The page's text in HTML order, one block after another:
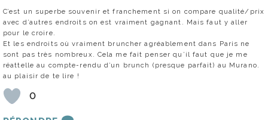
C’est un superbe souvenir et franchement si on compare qualité/prix
avec d’autres endroits on est vraiment gagnant. Mais faut y aller
pour le croire.
Et les endroits où vraiment bruncher agréablement dans Paris ne
sont pas très nombreux. Cela me fait penser qu’il faut que je me
réattelle au compte-rendu d’un brunch (presque parfait) au Murano.
au plaisir de te lire !
0